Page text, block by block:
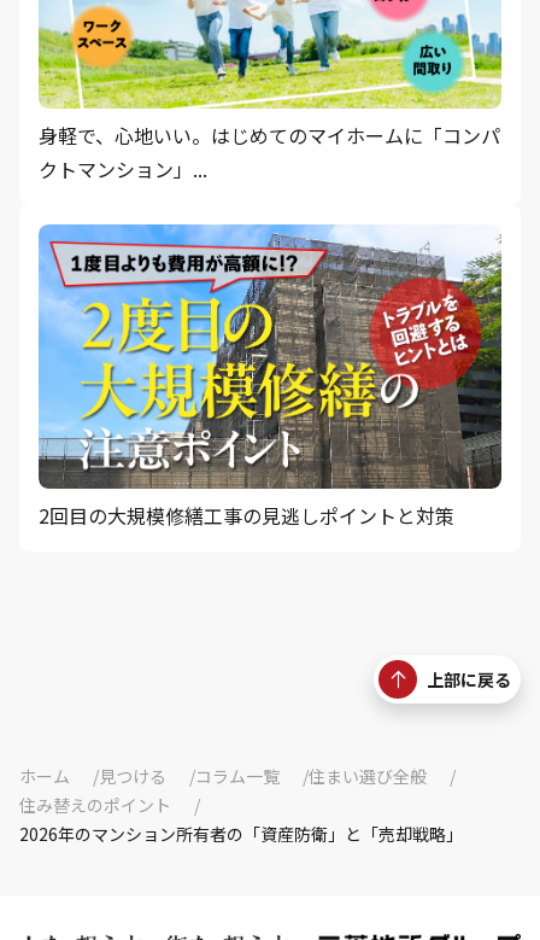
身軽で、心地いい。はじめてのマイホームに「コンパ
クトマンション」...
2回目の大規模修繕工事の見逃しポイントと対策
上部に戻る
ホーム 見つける コラム一覧
住まい選び全般
住み替えのポイント
2026年のマンション所有者の「資産防衛」と「売却戦略」